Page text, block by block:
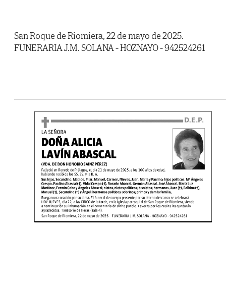
San Roque de Riomiera, 22 de mayo de 2025.
FUNERARIA J.M. SOLANA - HOZNAYO - 942524261